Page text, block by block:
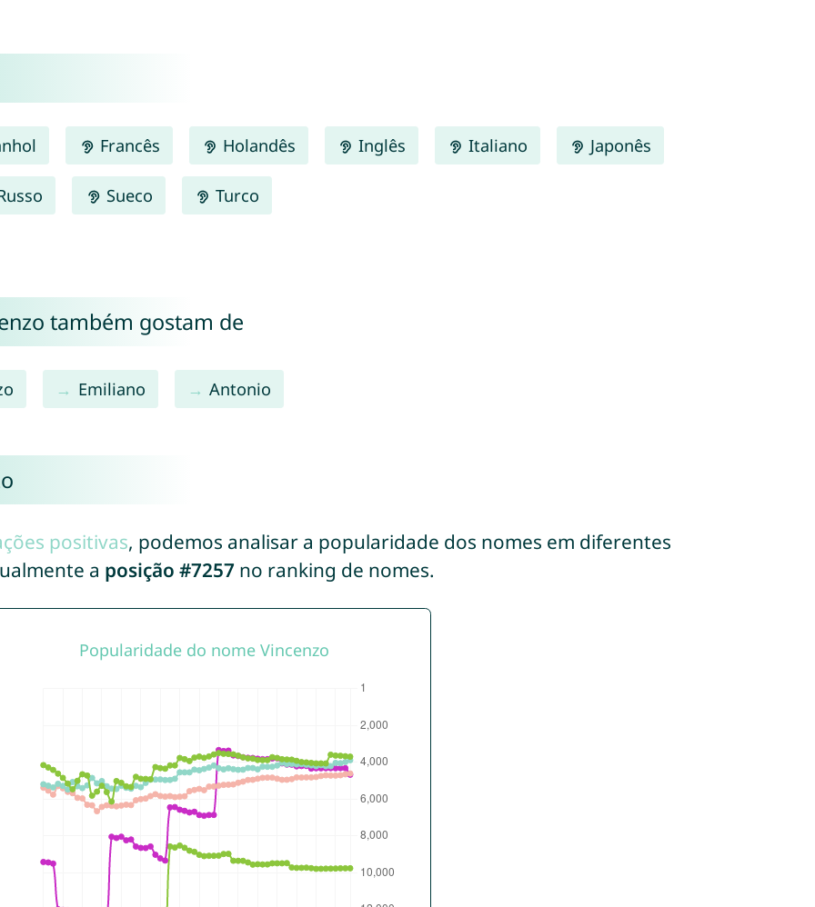
Francês Holandês Inglês Italiano Japonês
Sueco Turco
também gostam de
Emiliano Antonio
positivas, podemos analisar a popularidade dos nomes em diferentes
a posição #7257 no ranking de nomes.